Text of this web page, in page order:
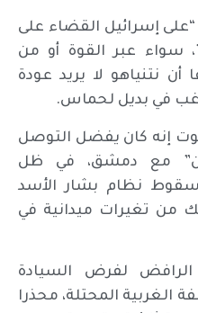
إسرائيل القضاء على
سواء عبر القوة أو من
نتنياهو لا يريد عودة
في بديل لحماس.
إنه كان يفضل التوصل
مع دمشق، في ظل
نظام بشار الأسد
وما تبع ذلك من تغيرات ميدانية في
لفرض السيادة
الغربية المحتلة، محذرا